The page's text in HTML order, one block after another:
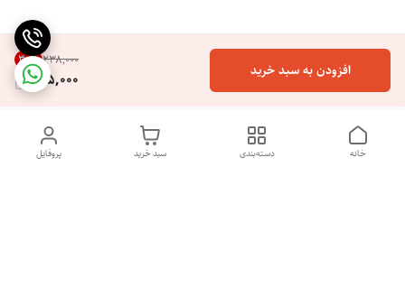
۲۳۸٬۰۰۰ 30%
165,000 افزودن به سبد خرید
پروفایل سبد خرید دسته‌بندی خانه